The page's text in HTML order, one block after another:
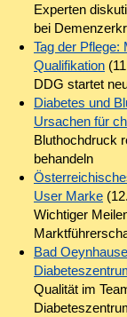
Experten
bei
Tag der Pflege:
Qualifikation
DDG startet
Diabetes und
Ursachen für
Bluthochdruck
behandeln
User Marke
Wichtiger
Bad
Qualität im